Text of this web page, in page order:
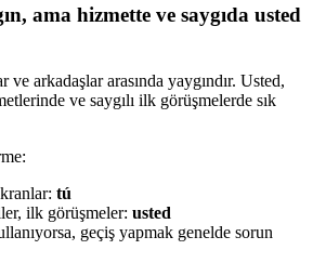
ama hizmette ve saygıda usted
arkadaşlar arasında yaygındır. Usted,
ve saygılı ilk görüşmelerde sık
tú
ilk görüşmeler: usted
geçiş yapmak genelde sorun